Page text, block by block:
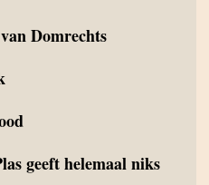
Domrechts
geeft helemaal niks